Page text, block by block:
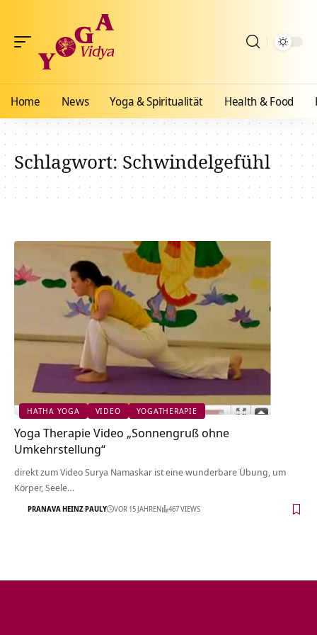
Home News Yoga & Spiritualität Health & Food
Schlagwort:Schwindelgefühl
HATHA YOGA VIDEO YOGATHERAPIE
Yoga Therapie Video „Sonnengruß ohne
Umkehrstellung“
direkt zum Video Surya Namaskar ist eine wunderbare Übung, um
Körper, Seele…
PRANAVA HEINZ PAULY VOR 15 JAHREN 467 VIEWS